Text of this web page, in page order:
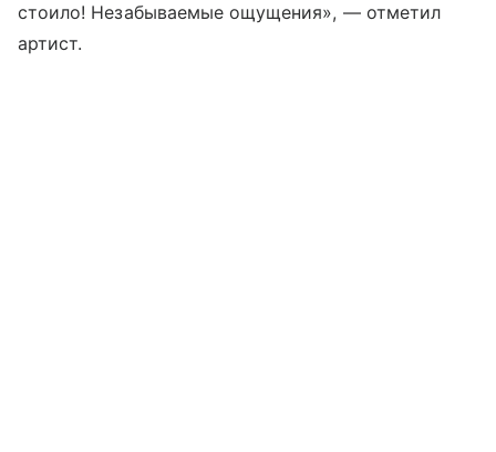
стоило! Незабываемые ощущения», — отметил
артист.